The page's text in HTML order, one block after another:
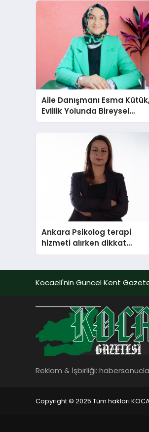
Aile Danışmanı Esma
Evlilik Yolunda Bireysel
Farkındalığın ve Sınırların
Gücünü Anlatıyor
Ankara Psikolog terapi
hizmeti alırken dikkat
edilecek hususlar
Kocaeli'nin Güncel Kent
Reklam & İşbirliği:
Copyright © 2025 Tüm hakları